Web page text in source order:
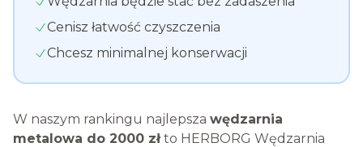
Cenisz łatwość czyszczenia
Chcesz minimalnej konserwacji
W naszym rankingu najlepsza wędzarnia
metalowa do 2000 złto HERBORG Wędzarnia